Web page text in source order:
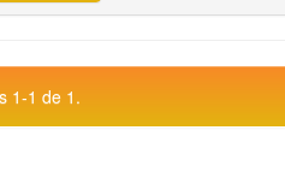
1-1 de 1.